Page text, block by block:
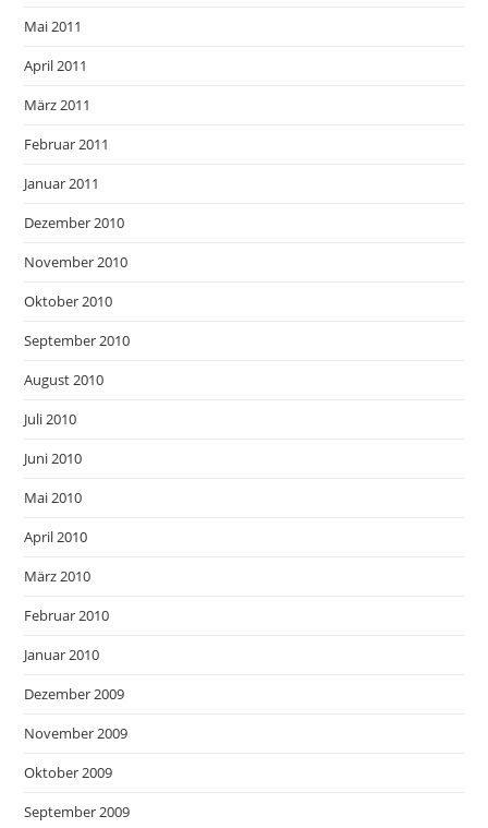
Mai 2011
April 2011
März 2011
Februar 2011
Januar 2011
Dezember 2010
November 2010
Oktober 2010
September 2010
August 2010
Juli 2010
Juni 2010
Mai 2010
April 2010
März 2010
Februar 2010
Januar 2010
Dezember 2009
November 2009
Oktober 2009
September 2009